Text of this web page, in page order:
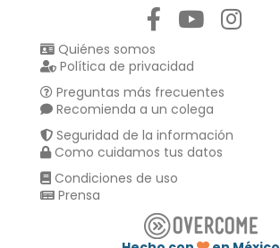
Quiénes somos
Política de privacidad
Preguntas más frecuentes
Recomienda a un colega
Seguridad de la información
Como cuidamos tus datos
Condiciones de uso
Prensa